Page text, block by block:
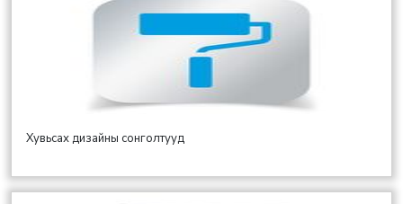
Хувьсах дизайны сонголтууд